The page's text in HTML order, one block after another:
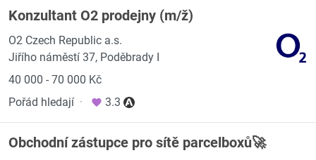
Konzultant O2 prodejny (m/ž)
O2 Czech Republic a.s.
Jiřího náměstí 37, Poděbrady I
40 000 - 70 000 Kč
Pořád hledají · 3.3
Obchodní zástupce pro sítě parcelboxů🚀